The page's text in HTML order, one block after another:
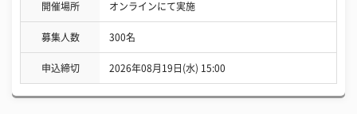
開催場所 オンラインにて実施
募集人数 300名
申込締切 2026年08月19日(水) 15:00